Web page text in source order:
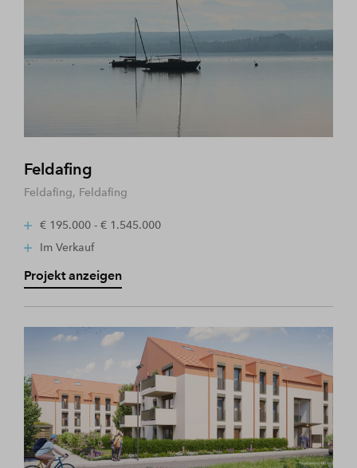
Feldafing
Feldafing, Feldafing
€ 195.000 - € 1.545.000
Im Verkauf
Projekt anzeigen